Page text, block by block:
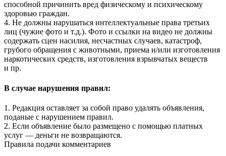
способной причинить вред физическому и психическому
здоровью граждан.
4. Не должны нарушаться интеллектуальные права третьих
лиц (чужие фото и т.д.). Фото и ссылки на видео не должны
содержать сцен насилия, несчастных случаев, катастроф,
грубого обращения с животными, приема и/или изготовления
наркотических средств, изготовления взрывчатых веществ
и пр.
В случае нарушения правил:
1. Редакция оставляет за собой право удалять объявления,
поданые с нарушением правил.
2. Если объявление было размещено с помощью платных
услуг — деньги не возвращаются.
Правила подачи комментариев